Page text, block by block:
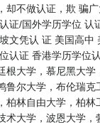
却不做认证，欺 骗
证/国外学历学位 认
文凭认 证 美国高中
认证 香港学历学位
根大学，慕尼黑大
鲁尔大学，布伦瑞
柏林自由大学，柏
术大学，波恩大学